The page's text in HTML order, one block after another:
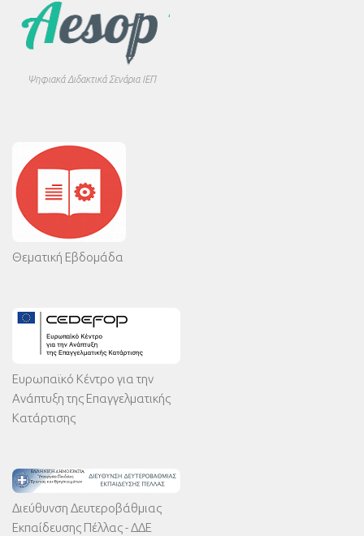
Ψηφιακά Διδακτικά Σενάρια ΙΕΠ
Θεματική Εβδομάδα
Ευρωπαϊκό Κέντρο για την
Ανάπτυξη της Επαγγελματικής
Κατάρτισης
Διεύθυνση Δευτεροβάθμιας
Εκπαίδευσης Πέλλας - ΔΔΕ